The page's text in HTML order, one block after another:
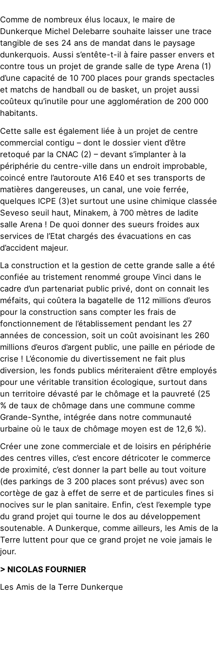
Comme de nombreux élus locaux, le maire de
Dunkerque Michel Delebarre souhaite laisser une trace
tangible de ses 24 ans de mandat dans le paysage
dunkerquois. Aussi s’entête-t-il à faire passer envers et
contre tous un projet de grande salle de type Arena (1)
d’une capacité de 10 700 places pour grands spectacles
et matchs de handball ou de basket, un projet aussi
coûteux qu’inutile pour une agglomération de 200 000
habitants.
Cette salle est également liée à un projet de centre
commercial contigu – dont le dossier vient d’être
retoqué par la CNAC (2) – devant s’implanter à la
périphérie du centre-ville dans un endroit improbable,
coincé entre l’autoroute A16 E40 et ses transports de
matières dangereuses, un canal, une voie ferrée,
quelques ICPE (3)et surtout une usine chimique classée
Seveso seuil haut, Minakem, à 700 mètres de ladite
salle Arena ! De quoi donner des sueurs froides aux
services de l’Etat chargés des évacuations en cas
d’accident majeur.
La construction et la gestion de cette grande salle a été
confiée au tristement renommé groupe Vinci dans le
cadre d’un partenariat public privé, dont on connait les
méfaits, qui coûtera la bagatelle de 112 millions d’euros
pour la construction sans compter les frais de
fonctionnement de l’établissement pendant les 27
années de concession, soit un coût avoisinant les 260
millions d’euros d’argent public, une paille en période de
crise ! L’économie du divertissement ne fait plus
diversion, les fonds publics mériteraient d’être employés
pour une véritable transition écologique, surtout dans
un territoire dévasté par le chômage et la pauvreté (25
% de taux de chômage dans une commune comme
Grande-Synthe, intégrée dans notre communauté
urbaine où le taux de chômage moyen est de 12,6 %).
Créer une zone commerciale et de loisirs en périphérie
des centres villes, c’est encore détricoter le commerce
de proximité, c’est donner la part belle au tout voiture
(des parkings de 3 200 places sont prévus) avec son
cortège de gaz à effet de serre et de particules fines si
nocives sur le plan sanitaire. Enfin, c’est l’exemple type
du grand projet qui tourne le dos au développement
soutenable. A Dunkerque, comme ailleurs, les Amis de la
Terre luttent pour que ce grand projet ne voie jamais le
jour.
> NICOLAS FOURNIER
Les Amis de la Terre Dunkerque